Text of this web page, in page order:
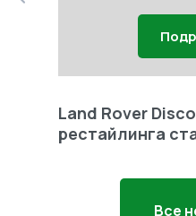
Land Rover
рестайлинга
Все